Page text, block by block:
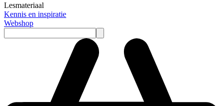
Lesmateriaal
Kennis en inspiratie
Webshop